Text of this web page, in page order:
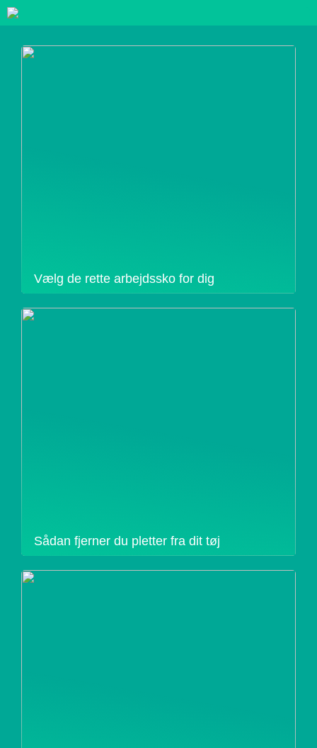
Vælg de rette arbejdssko for dig
Sådan fjerner du pletter fra dit tøj